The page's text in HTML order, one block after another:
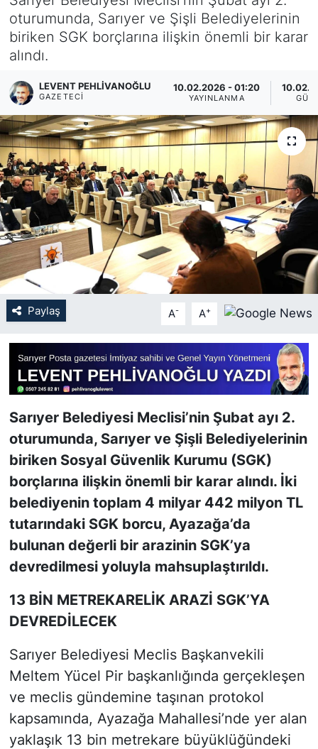
oturumunda, Sarıyer ve Şişli Belediyelerinin
biriken SGK borçlarına ilişkin önemli bir karar
alındı.
LEVENT PEHLIVANOĞLU
GAZETECI
10.02.2026 - 01:20
YAYINLANMA
Paylaş A- A+
Sarıyer Belediyesi Meclisi’nin Şubat ayı 2.
oturumunda, Sarıyer ve Şişli Belediyelerinin
biriken Sosyal Güvenlik Kurumu (SGK)
borçlarına ilişkin önemli bir karar alındı. İki
belediyenin toplam 4 milyar 442 milyon TL
tutarındaki SGK borcu, Ayazağa’da
bulunan değerli bir arazinin SGK’ya
devredilmesi yoluyla mahsuplaştırıldı.
13 BİN METREKARELİK ARAZİ SGK’YA
DEVREDİLECEK
Sarıyer Belediyesi Meclis Başkanvekili
Meltem Yücel Pir başkanlığında gerçekleşen
ve meclis gündemine taşınan protokol
kapsamında, Ayazağa Mahallesi’nde yer alan
yaklaşık 13 bin metrekare büyüklüğündeki
KÖŞE YAZILARI
KÖŞE YAZILARI (Arşiv)
KÜLTÜR SANAT
MAGAZİN
RÖPORTAJ
SAĞLIK
SARIYER HABERLERİ
SARIYER İMAR BARIŞI
SEKTÖR
SİYASET
SON DAKİKA HABERİ
SPOR
TEKNOLOJİ
TÜRKİYE VE DÜNYA GÜNDEMİ
VİDEO GALERİ
YAŞAM